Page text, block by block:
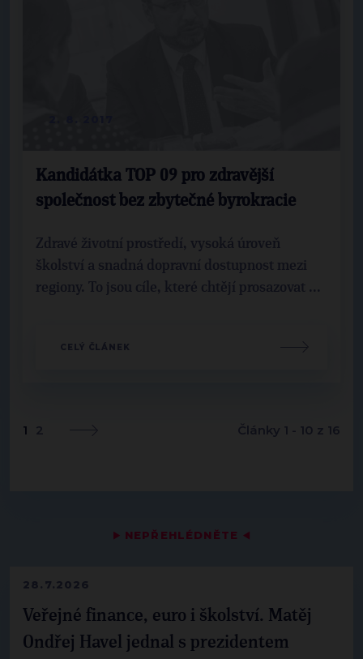
▶ NEPŘEHLÉDNĚTE ◀
28.7.2026
Veřejné finance, euro i školství. Matěj
Ondřej Havel jednal s prezidentem
Kandidátka TOP 09 pro zdravější
společnost bez zbytečné byrokracie
Zdravé životní prostředí, vysoká úroveň
školství a snadná dopravní dostupnost mezi
regiony. To jsou cíle, které chtějí prosazovat ...
CELÝ ČLÁNEK
1 2 Články 1 - 10 z 16